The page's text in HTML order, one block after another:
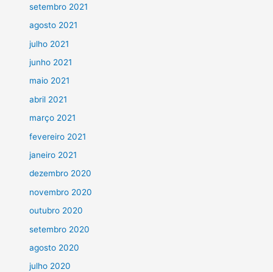
setembro 2021
agosto 2021
julho 2021
junho 2021
maio 2021
abril 2021
março 2021
fevereiro 2021
janeiro 2021
dezembro 2020
novembro 2020
outubro 2020
setembro 2020
agosto 2020
julho 2020